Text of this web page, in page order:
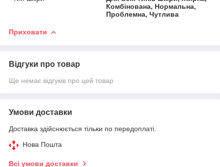
Комбінована, Нормальна,
Проблемна, Чутлива
Приховати
Відгуки про товар
Ще немає відгуків про цей товар
Умови доставки
Доставка здійснюється тільки по передоплаті.
Нова Пошта
Всі умови доставки